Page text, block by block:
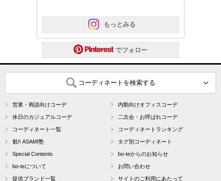
でフォロー
もっとみる
コーディネートを検索する
営業・商談向けコーデ 内勤向けオフィスコーデ
休日のカジュアルコーデ 二次会・お呼ばれコーデ
コーディネート一覧 コーディネートランキング
魁!! ASAMI塾 タグ別コーディネート
Special Contents bo-teからのお知らせ
bo-teについて お問い合わせ
提供ブランド一覧 サイトのご利用にあたって